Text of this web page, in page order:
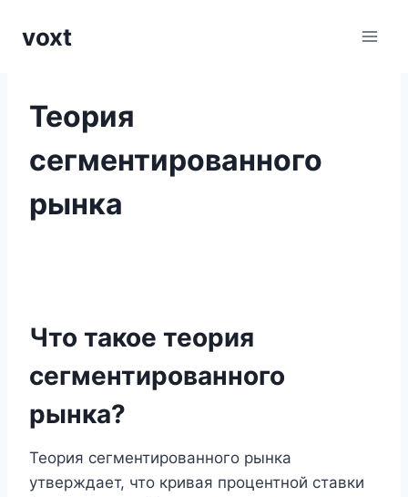
voxt
Теория
сегментированного
рынка
Что такое теория
сегментированного
рынка?
Теория сегментированного рынка
утверждает, что кривая процентной ставки